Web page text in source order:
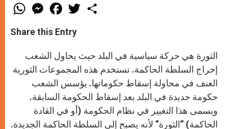
W
h
t
s
p
M
e
s
e
g
e
r
F
a
e
b
o
k
w
r
Share this Entry
الثورة هي حركة سياسية في البلد حيث يحاول الشعب
إخراج السلطة الحاكمة. تستخدم هذه المجموعات الثورية
العنف في محاولة إسقاط حكوماتها. يؤسس الشعب
حكومة جديدة في البلد بعد إسقاط الحكومة السابقة.
ويسمى هذا التغيير في نظام الحكومة (أو في القادة
الحاكمة) ”الثورة“ لأنه يصبح إلى السلطة الحاكمة الجديدة.